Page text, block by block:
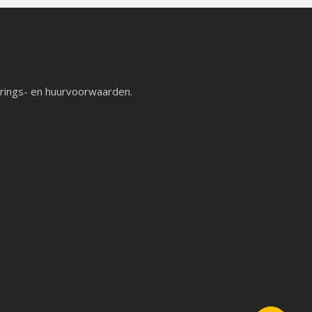
en huurvoorwaarden.